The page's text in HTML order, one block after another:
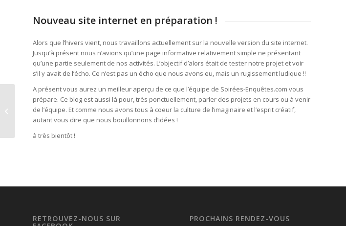
Nouveau site internet en préparation !
Alors que l’hivers vient, nous travaillons actuellement sur la nouvelle version du site internet.
Jusqu’à présent nous n’avions qu’une page informative relativement simple ne présentant
qu’une partie seulement de nos activités. L’objectif d’alors était de tester notre projet et voir
s’il y avait de l’écho. Ce n’est pas un écho que nous avons eu, mais un rugissement ludique !!
A présent vous aurez un meilleur aperçu de ce que l’équipe de Soirées-Enquêtes.com vous
prépare. Ce blog est aussi là pour, très ponctuellement, parler des projets en cours ou à venir
de l’équipe. Et comme nous avons tous à coeur la culture de l’imaginaire et l’esprit créatif,
autant vous dire que nous bouillonnons d’idées !
à très bientôt !
RETROUVEZ-NOUS SUR PROCHAINS RENDEZ-VOUS
Murder party pour
Halloween à Rouen